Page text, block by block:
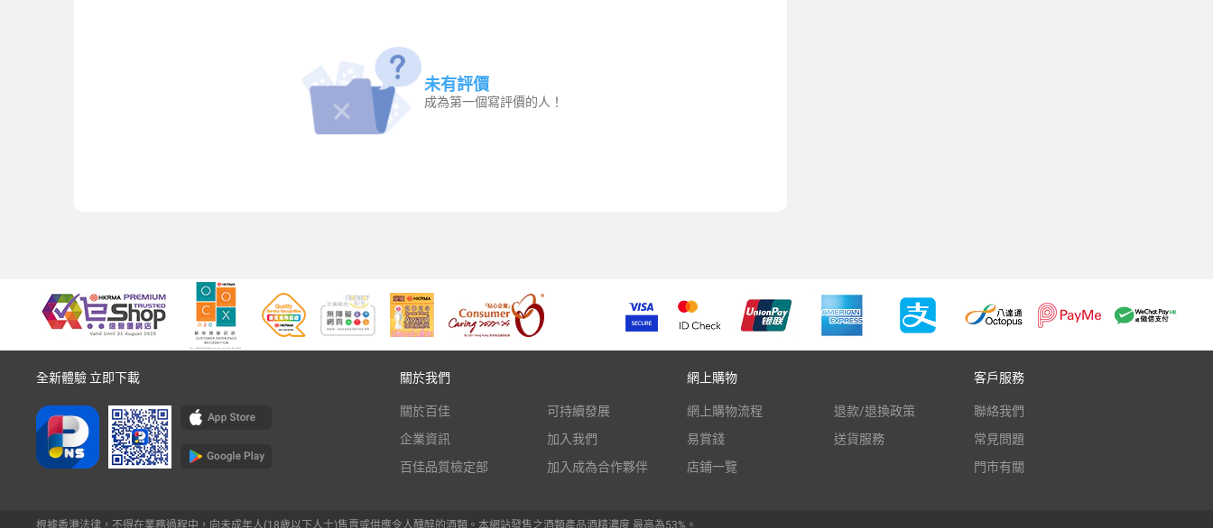
未有評價
成為第一個寫評價的人！
全新體驗 立即下載 關於我們
關於百佳
企業資訊
百佳品質檢定部
可持續發展
加入我們
加入成為合作夥伴
網上購物
網上購物流程
易賞錢
店鋪一覽
退款/退換政策
送貨服務
客戶服務
聯絡我們
常見問題
門市有關
根據香港法律，不得在業務過程中，向未成年人(18歲以下人士)售賣或供應令人醺醉的酒類。本網站發售之酒類產品酒精濃度 最高為53%。